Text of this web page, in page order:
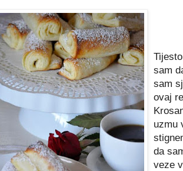
sam
sam
ovaj
uzmu
da
veze